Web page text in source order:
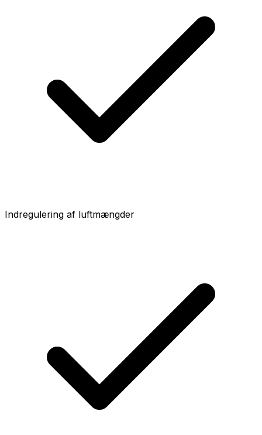
Indregulering af luftmængder